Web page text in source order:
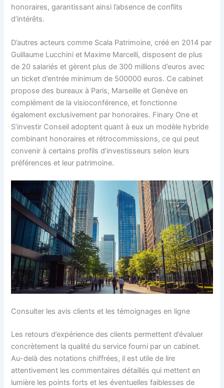
honoraires, garantissant ainsi l’absence de conflits
d’intérêts.
D’autres acteurs comme Scala Patrimoine, créé en 2014 par
Guillaume Lucchini et Maxime Marcelli, disposent de plus
de 20 salariés et gèrent plus de 300 millions d’euros avec
un ticket d’entrée minimum de 500000 euros. Ce cabinet
propose des bureaux à Paris, Marseille et Genève en
complément de la visioconférence, et fonctionne
également exclusivement par honoraires. Finary One et
S’investir Conseil adoptent quant à eux un modèle hybride
combinant honoraires et rétrocommissions, ce qui peut
convenir à certains profils d’investisseurs selon leurs
préférences et leur patrimoine.
Consulter les avis clients et les témoignages en ligne
Les retours d’expérience des clients permettent d’évaluer
concrètement la qualité du service fourni par un cabinet.
Au-delà des notations chiffrées, il est utile de lire
attentivement les commentaires détaillés qui mettent en
lumière les points forts et les éventuelles faiblesses de